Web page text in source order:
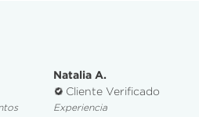
Natalia A.
Cliente Verificado
Experiencia